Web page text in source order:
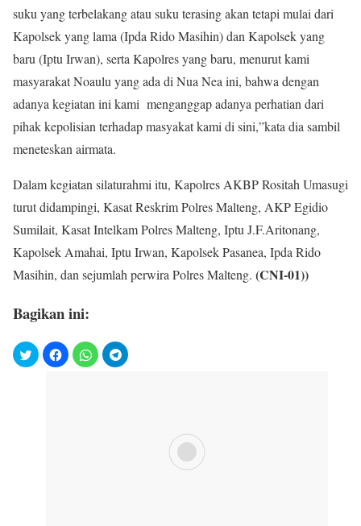
suku yang terbelakang atau suku terasing akan tetapi mulai dari
Kapolsek yang lama (Ipda Rido Masihin) dan Kapolsek yang
baru (Iptu Irwan), serta Kapolres yang baru, menurut kami
masyarakat Noaulu yang ada di Nua Nea ini, bahwa dengan
adanya kegiatan ini kami menganggap adanya perhatian dari
pihak kepolisian terhadap masyakat kami di sini,”kata dia sambil
meneteskan airmata.
Dalam kegiatan silaturahmi itu, Kapolres AKBP Rositah Umasugi
turut didampingi, Kasat Reskrim Polres Malteng, AKP Egidio
Sumilait, Kasat Intelkam Polres Malteng, Iptu J.F.Aritonang,
Kapolsek Amahai, Iptu Irwan, Kapolsek Pasanea, Ipda Rido
Masihin, dan sejumlah perwira Polres Malteng. (CNI-01))
Bagikan ini: